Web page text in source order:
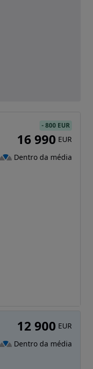
-800 EUR
16 990 EUR
Dentro da média
12 900 EUR
Dentro da média